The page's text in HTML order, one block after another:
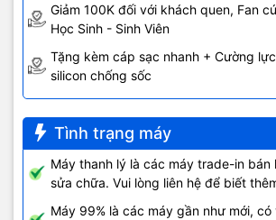
Giảm 100K đối với khách quen, Fan
Học Sinh - Sinh Viên
Tặng kèm cáp sạc nhanh + Cường
silicon chống sốc
Tình trạng máy
Máy thanh lý là các máy trade-in bán
sửa chữa. Vui lòng liên hệ để biết
Máy 99% là các máy gần như mới,